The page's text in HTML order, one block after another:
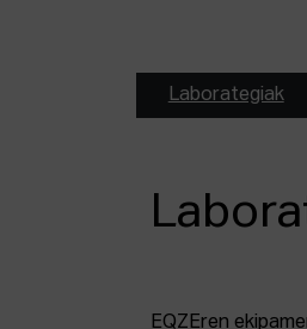
Laborategiak
EQZEren